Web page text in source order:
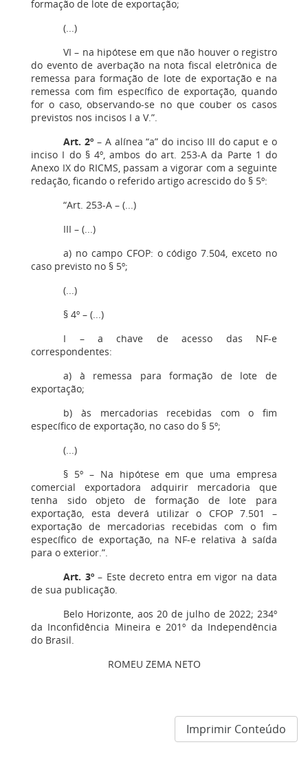
formação de lote de exportação;
(...)
VI – na hipótese em que não houver o registro
do evento de averbação na nota fiscal eletrônica de
remessa para formação de lote de exportação e na
remessa com fim específico de exportação, quando
for o caso, observando-se no que couber os casos
previstos nos incisos I a V.”.
Art. 2º – A alínea “a” do inciso III do caput e o
inciso I do § 4º, ambos do art. 253-A da Parte 1 do
Anexo IX do RICMS, passam a vigorar com a seguinte
redação, ficando o referido artigo acrescido do § 5º:
“Art. 253-A – (...)
III – (...)
a) no campo CFOP: o código 7.504, exceto no
caso previsto no § 5º;
(...)
§ 4º – (...)
I – a chave de acesso das NF-e
correspondentes:
a) à remessa para formação de lote de
exportação;
b) às mercadorias recebidas com o fim
específico de exportação, no caso do § 5º;
(...)
§ 5º – Na hipótese em que uma empresa
comercial exportadora adquirir mercadoria que
tenha sido objeto de formação de lote para
exportação, esta deverá utilizar o CFOP 7.501 –
exportação de mercadorias recebidas com o fim
específico de exportação, na NF-e relativa à saída
para o exterior.”.
Art. 3º– Este decreto entra em vigor na data
de sua publicação.
Belo Horizonte, aos 20 de julho de 2022; 234º
da Inconfidência Mineira e 201º da Independência
do Brasil.
ROMEU ZEMA NETO
Imprimir Conteúdo